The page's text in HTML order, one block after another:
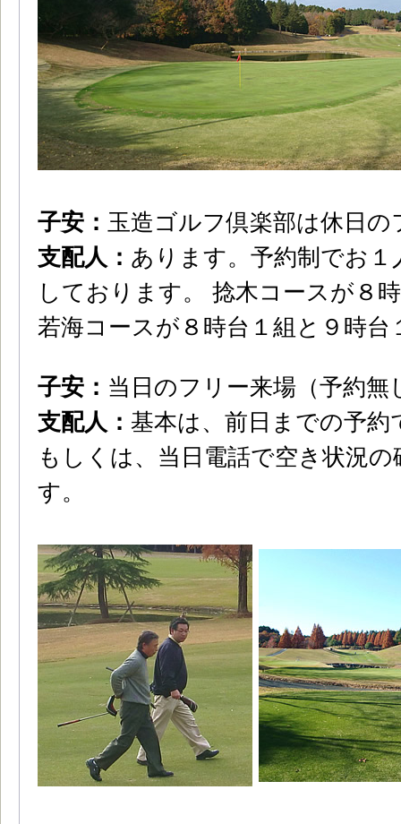
子安： 玉造ゴルフ倶楽部は休日
支配人： あります。予約制でお
しております。 捻木コースが８
若海コースが８時台１組と９時台
子安： 当日のフリー来場（予約
支配人： 基本は、前日までの予
もしくは、当日電話で空き状況
す。